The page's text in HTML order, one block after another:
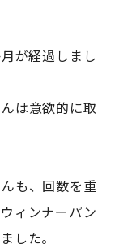
が経過しまし
は意欲的に取
も、回数を重
ィンナーパン
した。